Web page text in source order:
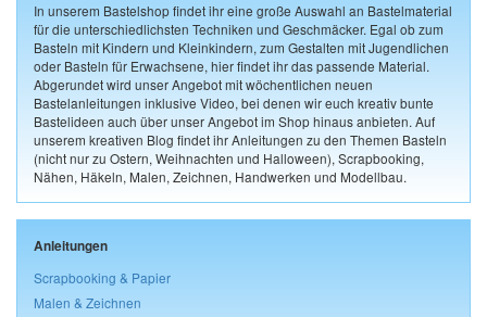
In unserem Bastelshop findet ihr eine große Auswahl an Bastelmaterial
für die unterschiedlichsten Techniken und Geschmäcker. Egal ob zum
Basteln mit Kindern und Kleinkindern, zum Gestalten mit Jugendlichen
oder Basteln für Erwachsene, hier findet ihr das passende Material.
Abgerundet wird unser Angebot mit wöchentlichen neuen
Bastelanleitungen inklusive Video, bei denen wir euch kreativ bunte
Bastelideen auch über unser Angebot im Shop hinaus anbieten. Auf
unserem kreativen Blog findet ihr Anleitungen zu den Themen Basteln
(nicht nur zu Ostern, Weihnachten und Halloween), Scrapbooking,
Nähen, Häkeln, Malen, Zeichnen, Handwerken und Modellbau.
Anleitungen
Scrapbooking & Papier
Malen & Zeichnen